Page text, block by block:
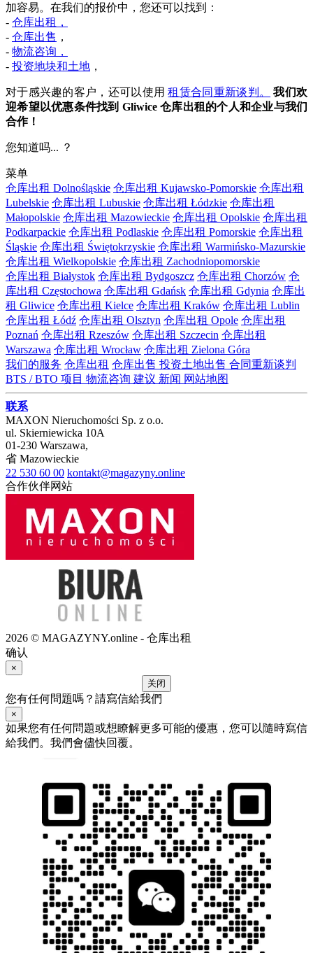
加容易。在我们的报价中，您还可以找到：
- 仓库出租，
- 仓库出售 ，
- 物流咨询，
- 投资地块和土地 ，
对于感兴趣的客户，还可以使用租赁合同重新谈判。
我们欢
迎希望以优惠条件找到 Gliwice 仓库出租的个人和企业与我们
合作！
您知道吗... ？
菜单
仓库出租 Dolnośląskie 仓库出租 Kujawsko-Pomorskie 仓库出租
Lubelskie 仓库出租 Lubuskie 仓库出租 Łódzkie 仓库出租
Małopolskie 仓库出租 Mazowieckie 仓库出租 Opolskie 仓库出租
Podkarpackie 仓库出租 Podlaskie 仓库出租 Pomorskie 仓库出租
Śląskie 仓库出租 Świętokrzyskie 仓库出租 Warmińsko-Mazurskie
仓库出租 Wielkopolskie 仓库出租 Zachodniopomorskie
仓库出租 Białystok 仓库出租 Bydgoszcz 仓库出租 Chorzów 仓
库出租 Częstochowa 仓库出租 Gdańsk 仓库出租 Gdynia 仓库出
租 Gliwice 仓库出租 Kielce 仓库出租 Kraków 仓库出租 Lublin
仓库出租 Łódź 仓库出租 Olsztyn 仓库出租 Opole 仓库出租
Poznań 仓库出租 Rzeszów 仓库出租 Szczecin 仓库出租
Warszawa 仓库出租 Wrocław 仓库出租 Zielona Góra
我们的服务 仓库出租 仓库出售 投资土地出售 合同重新谈判
BTS / BTO 项目 物流咨询 建议 新闻 网站地图
联系
MAXON Nieruchomości Sp. z o.o.
ul. Skierniewicka 10A
01-230 Warszawa,
省 Mazowieckie
22 530 60 00 kontakt@magazyny.online
合作伙伴网站
2026 © MAGAZYNY.online - 仓库出租
确认
×
关闭
您有任何問題嗎？請寫信給我們
×
如果您有任何問題或想瞭解更多可能的優惠，您可以隨時寫信
給我們。我們會儘快回覆。